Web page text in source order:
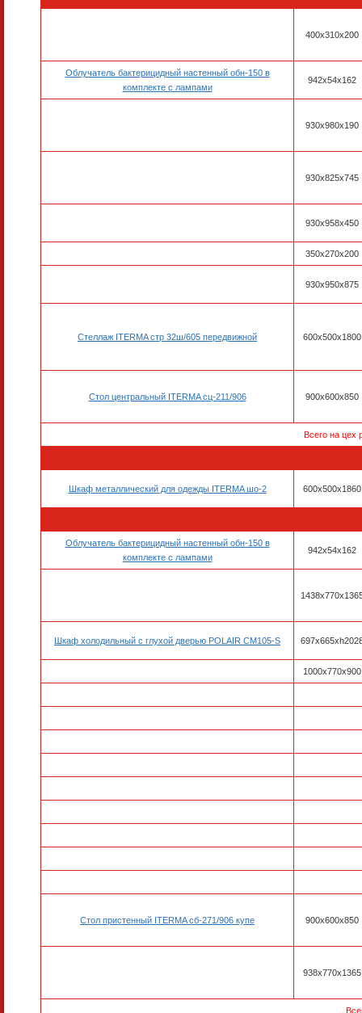
400х310х200
Облучатель бактерицидный настенный обн-150 в
комплекте с лампами
942х54х162
930x980x190
930x825x745
930x958x450
350x270x200
930x950x875
Стеллаж ITERMA стр 32ш/605 передвижной 600x500x1800
Стол центральный ITERMA сц-211/906 900х600х850
Всего на цех
Шкаф металлический для одежды ITERMA шо-2 600x500x1860
Облучатель бактерицидный настенный обн-150 в
комплекте с лампами
942x54x162
Шкаф холодильный с глухой дверью POLAIR CM105-S
1000х770х900
Стол пристенный ITERMA сб-271/906 купе 900х600х850
938х770х1365